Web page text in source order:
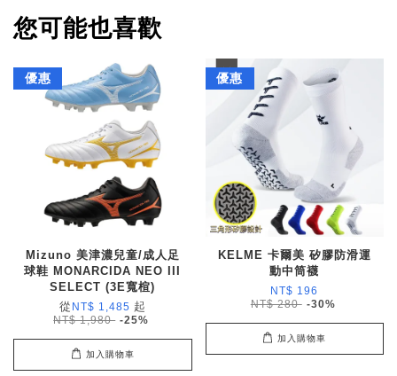
您可能也喜歡
優惠
Mizuno 美津濃兒童/成人足
球鞋 MONARCIDA NEO III
SELECT (3E寬楦)
從 NT$ 1,485 起
NT$ 1,980 -25%
加入購物車
優惠
KELME 卡爾美 矽膠防滑運
動中筒襪
NT$ 196
NT$ 280 -30%
加入購物車